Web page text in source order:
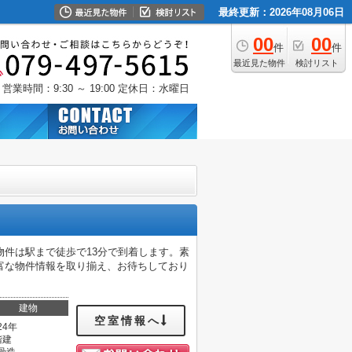
最終更新：2026年08月06日
00件
最近見た物件
00件
検討リスト
営業時間：9:30 ～ 19:00 定休日：水曜日
は駅まで徒歩で13分で到着します。素
物件情報を取り揃え、お待ちしており
建物
年
建
空室情報へ